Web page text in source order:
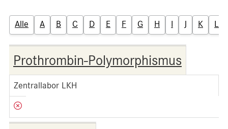
Alle A B C D E F G H I J K L
Prothrombin-Polymorphismus
Zentrallabor LKH